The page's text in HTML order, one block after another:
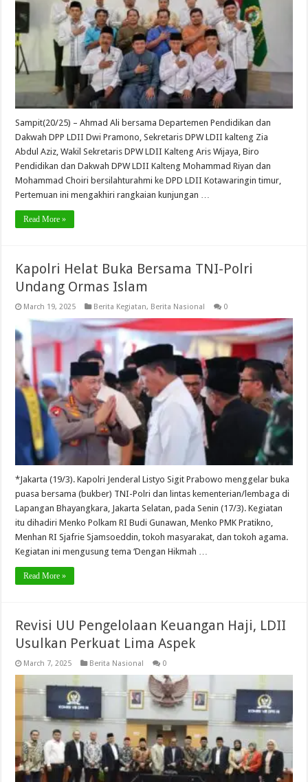
Sampit(20/25) – Ahmad Ali bersama Departemen Pendidikan dan
Dakwah DPP LDII Dwi Pramono, Sekretaris DPW LDII kalteng Zia
Abdul Aziz, Wakil Sekretaris DPW LDII Kalteng Aris Wijaya, Biro
Pendidikan dan Dakwah DPW LDII Kalteng Mohammad Riyan dan
Mohammad Choiri bersilahturahmi ke DPD LDII Kotawaringin timur,
Pertemuan ini mengakhiri rangkaian kunjungan …
Read More »
Kapolri Helat Buka Bersama TNI-Polri
Undang Ormas Islam
March 19, 2025 Berita Kegiatan, Berita Nasional 0
*Jakarta (19/3). Kapolri Jenderal Listyo Sigit Prabowo menggelar buka
puasa bersama (bukber) TNI-Polri dan lintas kementerian/lembaga di
Lapangan Bhayangkara, Jakarta Selatan, pada Senin (17/3). Kegiatan
itu dihadiri Menko Polkam RI Budi Gunawan, Menko PMK Pratikno,
Menhan RI Sjafrie Sjamsoeddin, tokoh masyarakat, dan tokoh agama.
Kegiatan ini mengusung tema ‘Dengan Hikmah …
Read More »
Revisi UU Pengelolaan Keuangan Haji, LDII
Usulkan Perkuat Lima Aspek
March 7, 2025 Berita Nasional 0